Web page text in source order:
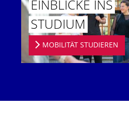
EINBLICKE INS
STUDIUM
MOBILITÄT STUDIEREN